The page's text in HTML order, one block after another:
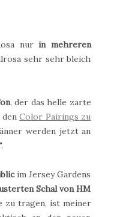
nurin mehreren
sehr sehr bleich
, der das helle zarte
denColor Pairings zu
werden jetzt an
im Jersey Gardens
Schal von HM
zu tragen, ist meiner